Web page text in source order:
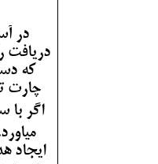
در
دریافت
که
چارت
اگر با
ایجاد